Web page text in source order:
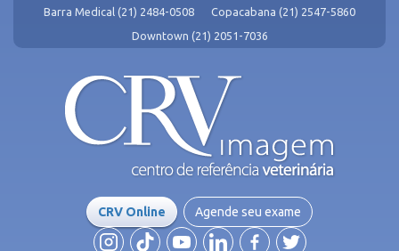
Barra Medical (21) 2484-0508
Copacabana (21) 2547-5860
Downtown (21) 2051-7036
CRV Online Agende seu exame